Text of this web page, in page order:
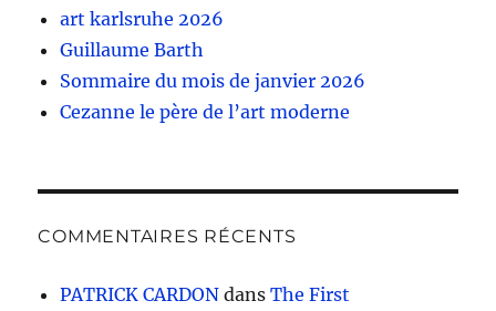
art karlsruhe 2026
Guillaume Barth
Sommaire du mois de janvier 2026
Cezanne le père de l’art moderne
COMMENTAIRES RÉCENTS
PATRICK CARDON dansThe First